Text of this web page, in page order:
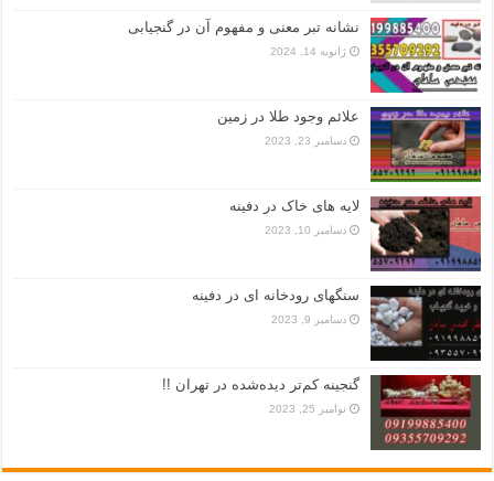
نشانه تبر معنی و مفهوم آن در گنجیابی
ژانویه 14, 2024
علائم وجود طلا در زمین
دسامبر 23, 2023
لایه های خاک در دفینه
دسامبر 10, 2023
سنگهای رودخانه ای در دفینه
دسامبر 9, 2023
گنجینه کم‌تر دیده‌شده در تهران !!
نوامبر 25, 2023